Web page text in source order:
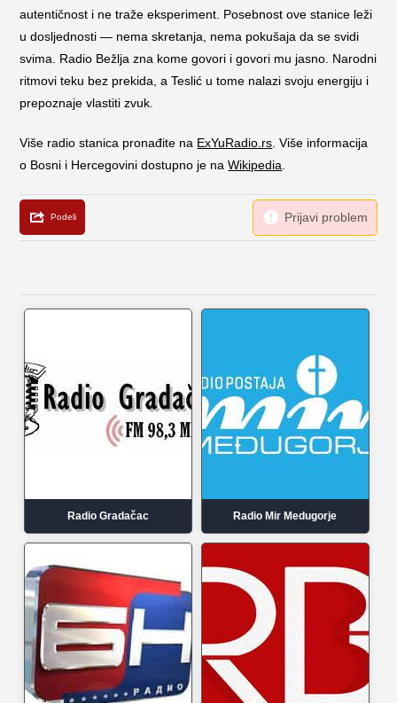
autentičnost i ne traže eksperiment. Posebnost ove stanice leži
u dosljednosti — nema skretanja, nema pokušaja da se svidi
svima. Radio Bežlja zna kome govori i govori mu jasno. Narodni
ritmovi teku bez prekida, a Teslić u tome nalazi svoju energiju i
prepoznaje vlastiti zvuk.
Više radio stanica pronađite na ExYuRadio.rs . Više informacija
o Bosni i Hercegovini dostupno je naWikipedia
Radio Gradačac Radio Mir Medugorje